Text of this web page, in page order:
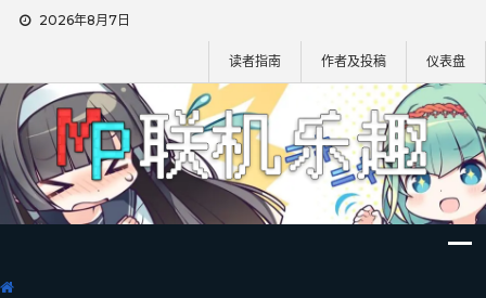
2026年8月7日
读者指南 作者及投稿 仪表盘